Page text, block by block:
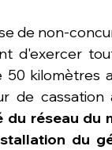
de non-
d'exercer
kilomètres
réseau du
du